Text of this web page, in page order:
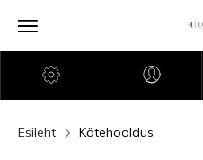
Esileht Kätehooldus